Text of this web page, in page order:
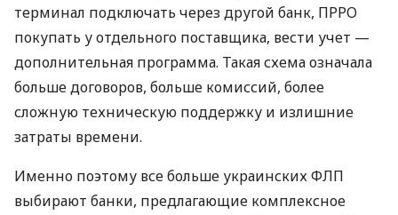
терминал подключать через другой банк, ПРРО
покупать у отдельного поставщика, вести учет —
дополнительная программа. Такая схема означала
больше договоров, больше комиссий, более
сложную техническую поддержку и излишние
затраты времени.
Именно поэтому все больше украинских ФЛП
выбирают банки, предлагающие комплексное